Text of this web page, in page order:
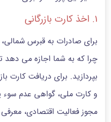
1. اخذ کارت بازرگانی
برای صادرات به قبرس شمالی،
چرا که به شما اجازه می دهد
بپردازید. برای دریافت کارت
و کارت ملی، گواهی عدم سوء
مجوز فعالیت اقتصادی،